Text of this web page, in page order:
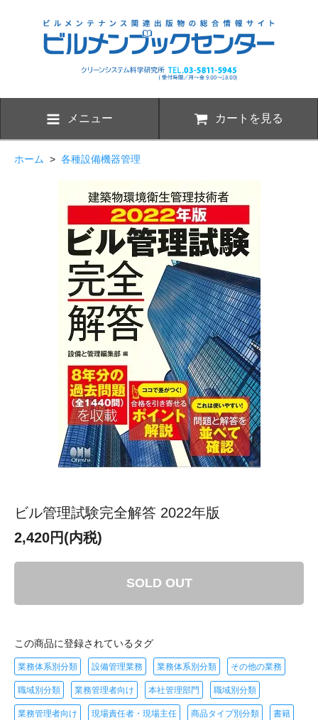
メニュー カートを見る
ホーム > 各種設備機器管理
ビル管理試験完全解答 2022年版
2,420円(内税)
SOLD OUT
この商品に登録されているタグ
業務体系別分類 設備管理業務 業務体系別分類 その他の業務
職域別分類 業務管理者向け 本社管理部門 職域別分類
業務管理者向け 現場責任者・現場主任 商品タイプ別分類 書籍